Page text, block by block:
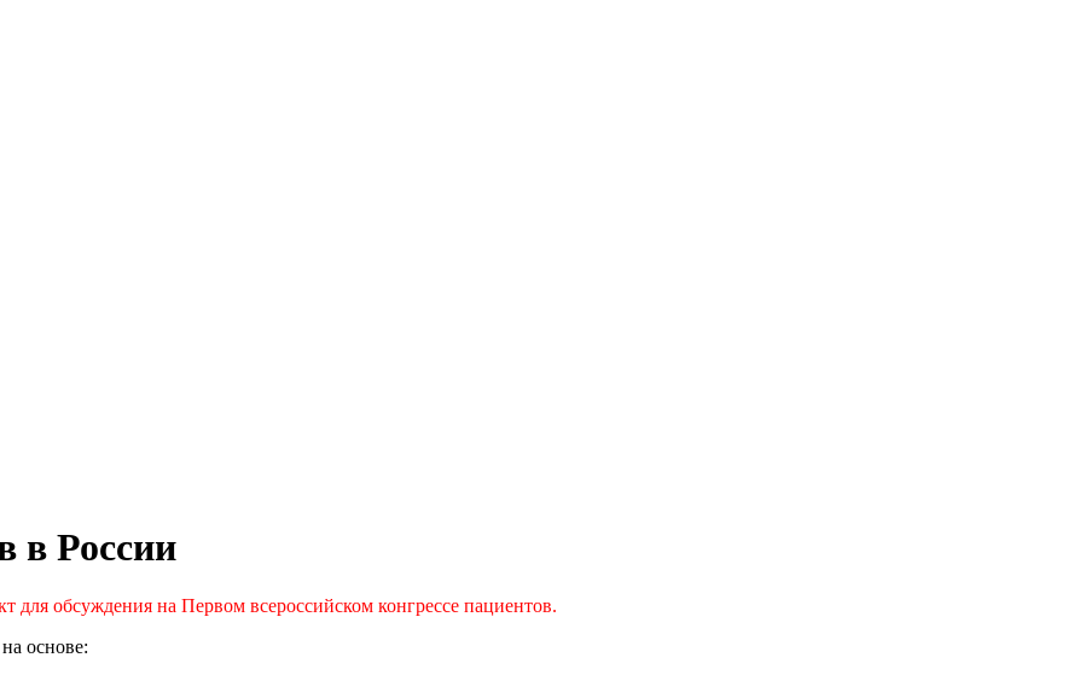
в России
для обсуждения на Первом всероссийском конгрессе пациентов.
основе: